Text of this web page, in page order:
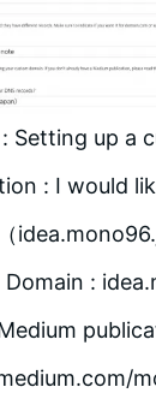
Setting up a
: I would
Domain :